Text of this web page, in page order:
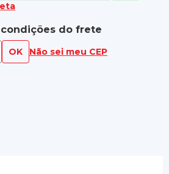
do frete
OK Não sei meu CEP